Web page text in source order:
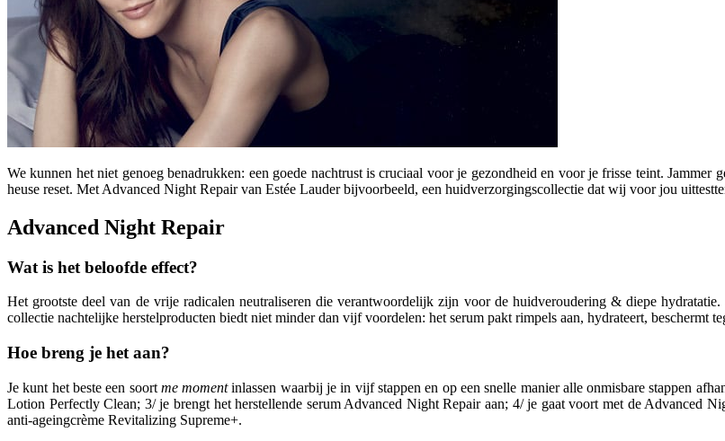
We kunnen het niet genoeg benadrukken: een goede nachtrust is cruciaal voor je gezondheid en voor je frisse teint.
heuse reset. Met Advanced Night Repair van Estée Lauder bijvoorbeeld, een huidverzorgingscollectie dat wij voor jou
Advanced Night Repair
Wat is het beloofde effect?
Het grootste deel van de vrije radicalen neutraliseren die verantwoordelijk zijn voor de huidveroudering & diepe
collectie nachtelijke herstelproducten biedt niet minder dan vijf voordelen: het serum pakt rimpels aan, hydrateert, beschermt
Hoe breng je het aan?
Je kunt het beste een soort me momentinlassen waarbij je in vijf stappen en op een snelle manier alle onmisbare stappen
Lotion Perfectly Clean; 3/ je brengt het herstellende serum Advanced Night Repair aan; 4/ je gaat voort met de Advanced
anti-ageingcrème Revitalizing Supreme+.